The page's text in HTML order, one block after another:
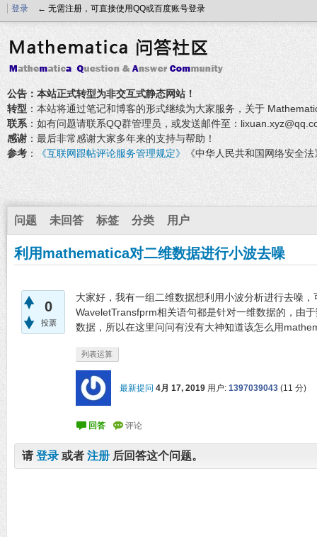
登录 ← 无需注册，可直接使用QQ或百度账号登录
公告：本站正式转型为非交互式静态网站！
转型 ：本站将通过笔记和博客的形式继续为大家服务，关于
联系 ：如有问题请联系QQ群管理员，或发送邮件至：
感谢 ：最后非常感谢大家多年来的支持与帮助！
参考 ： 《互联网跟帖评论服务管理规定》 《中华人民共和国网络安全
问题 未回答 标签 分类 用户
利用mathematica对二维数据进行小波去噪
0
投票
大家好，我有一组二维数据想利用小波分析进行去噪
WaveletTransfprm相关语句都是针对一维数据的，由
数据，所以在这里问问有没有大神知道该怎么用
列表运算
最新提问 4月 17, 2019 用户: 1397039043 (11 分)
请登录 或者 注册 后回答这个问题。